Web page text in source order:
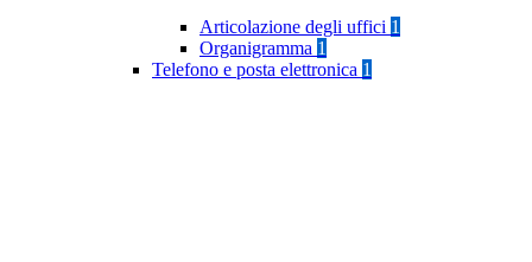
Articolazione degli uffici 1
Organigramma 1
Telefono e posta elettronica 1